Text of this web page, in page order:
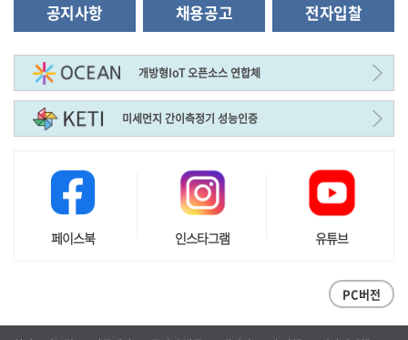
공지사항 채용공고 전자입찰
개방형IoT 오픈소스 연합체
미세먼지 간이측정기 성능인증
페이스북 인스타그램 유튜브
PC버전